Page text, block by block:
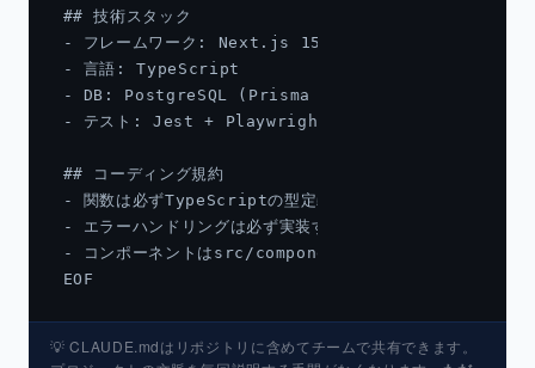
## 技術スタック
- フレームワーク: Next.js 15 (App Router)
- 言語: TypeScript
- DB: PostgreSQL (Prisma ORM)
- テスト: Jest + Playwright
## コーディング規約
- 関数は必ずTypeScriptの型定義をつける
- エラーハンドリングは必ず実装する
- コンポーネントはsrc/components/以下に配置
EOF
💡 CLAUDE.mdはリポジトリに含めてチームで共有できます。